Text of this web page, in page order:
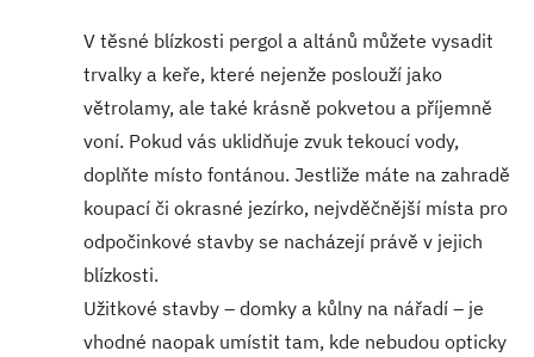
V těsné blízkosti pergol a altánů můžete vysadit
trvalky a keře, které nejenže poslouží jako
větrolamy, ale také krásně pokvetou a příjemně
voní. Pokud vás uklidňuje zvuk tekoucí vody,
doplňte místo fontánou. Jestliže máte na zahradě
koupací či okrasné jezírko, nejvděčnější místa pro
odpočinkové stavby se nacházejí právě v jejich
blízkosti.
Užitkové stavby – domky a kůlny na nářadí – je
vhodné naopak umístit tam, kde nebudou opticky